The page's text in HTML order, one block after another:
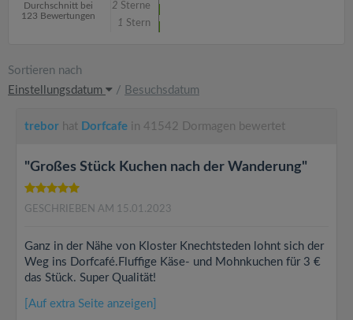
Durchschnitt bei
123 Bewertungen
2 Sterne
1 Stern
Sortieren nach
Einstellungsdatum
/ Besuchsdatum
trebor hat Dorfcafe in 41542 Dormagen bewertet
"Großes Stück Kuchen nach der Wanderung"
GESCHRIEBEN AM 15.01.2023
Ganz in der Nähe von Kloster Knechtsteden lohnt sich der
Weg ins Dorfcafé.Fluffige Käse- und Mohnkuchen für 3 €
das Stück. Super Qualität!
[Auf extra Seite anzeigen]